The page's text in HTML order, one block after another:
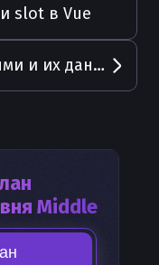
slot в Vue
Управление пользователями и их данными в Vue приложениях
Middle